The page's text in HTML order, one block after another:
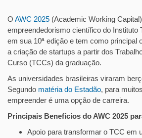
O AWC 2025 (Academic Working
empreendedorismo científico do Instituto
em sua 10ª edição e tem como principal
a criação de startups a partir dos
Curso (TCCs) da graduação.
As universidades brasileiras viraram
Segundo matéria do Estadão, para
empreender é uma opção de carreira.
Principais Benefícios do AWC 2025
Apoio para transformar o TCC em